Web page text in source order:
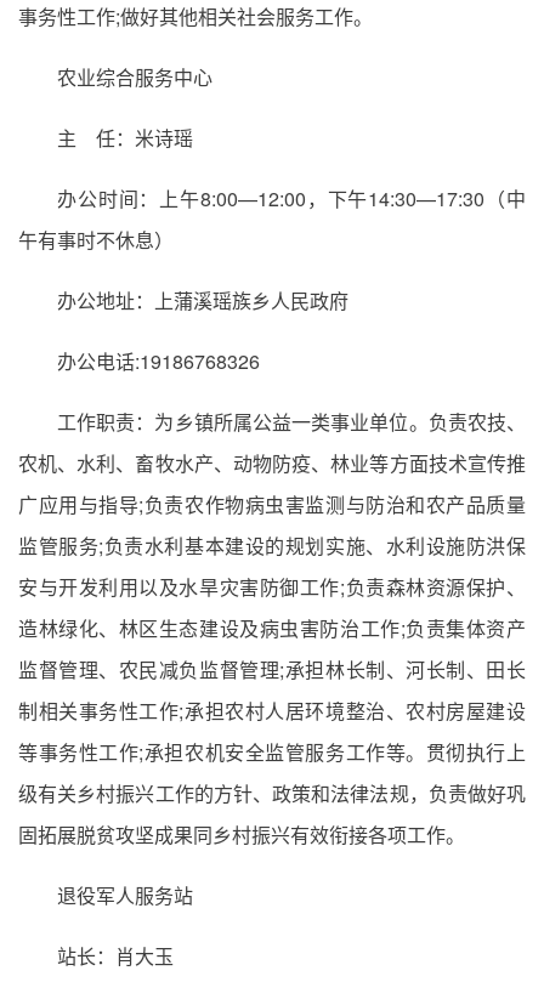
事务性工作;做好其他相关社会服务工作。
农业综合服务中心
主 任：米诗瑶
办公时间：上午8:00—12:00，下午14:30—17:30（中
午有事时不休息）
办公地址：上蒲溪瑶族乡人民政府
办公电话:19186768326
工作职责：为乡镇所属公益一类事业单位。负责农技、
农机、水利、畜牧水产、动物防疫、林业等方面技术宣传推
广应用与指导;负责农作物病虫害监测与防治和农产品质量
监管服务;负责水利基本建设的规划实施、水利设施防洪保
安与开发利用以及水旱灾害防御工作;负责森林资源保护、
造林绿化、林区生态建设及病虫害防治工作;负责集体资产
监督管理、农民减负监督管理;承担林长制、河长制、田长
制相关事务性工作;承担农村人居环境整治、农村房屋建设
等事务性工作;承担农机安全监管服务工作等。贯彻执行上
级有关乡村振兴工作的方针、政策和法律法规，负责做好巩
固拓展脱贫攻坚成果同乡村振兴有效衔接各项工作。
退役军人服务站
站长：肖大玉